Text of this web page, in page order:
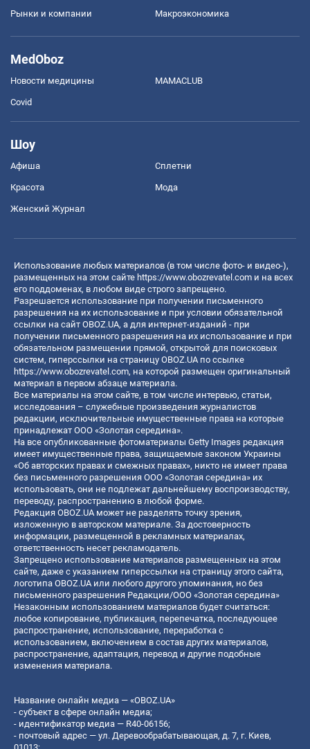
Рынки и компании Mакроэкономика
MedOboz
Новости медицины MAMACLUB
Covid
Шоу
Афиша Сплетни
Красота Мода
Женский Журнал
Использование любых материалов (в том числе фото- и видео-),
размещенных на этом сайте https://www.obozrevatel.com и на всех
его поддоменах, в любом виде строго запрещено.
Разрешается использование при получении письменного
разрешения на их использование и при условии обязательной
ссылки на сайт OBOZ.UA, а для интернет-изданий - при
получении письменного разрешения на их использование и при
обязательном размещении прямой, открытой для поисковых
систем, гиперссылки на страницу OBOZ.UA по ссылке
https://www.obozrevatel.com, на которой размещен оригинальный
материал в первом абзаце материала.
Все материалы на этом сайте, в том числе интервью, статьи,
исследования – служебные произведения журналистов
редакции, исключительные имущественные права на которые
принадлежат ООО «Золотая середина».
На все опубликованные фотоматериалы Getty Images редакция
имеет имущественные права, защищаемые законом Украины
«Об авторских правах и смежных правах», никто не имеет права
без письменного разрешения ООО «Золотая середина» их
использовать, они не подлежат дальнейшему воспроизводству,
переводу, распространению в любой форме.
Редакция OBOZ.UA может не разделять точку зрения,
изложенную в авторском материале. За достоверность
информации, размещенной в рекламных материалах,
ответственность несет рекламодатель.
Запрещено использование материалов размещенных на этом
сайте, даже с указанием гиперссылки на страницу этого сайта,
логотипа OBOZ.UA или любого другого упоминания, но без
письменного разрешения Редакции/ООО «Золотая середина»
Незаконным использованием материалов будет считаться:
любое копирование, публикация, перепечатка, последующее
распространение, использование, переработка с
использованием, включением в состав других материалов,
распространение, адаптация, перевод и другие подобные
изменения материала.
Название онлайн медиа — «OBOZ.UA»
- субъект в сфере онлайн медиа;
- идентификатор медиа — R40-06156;
- почтовый адрес — ул. Деревообрабатывающая, д. 7, г. Киев,